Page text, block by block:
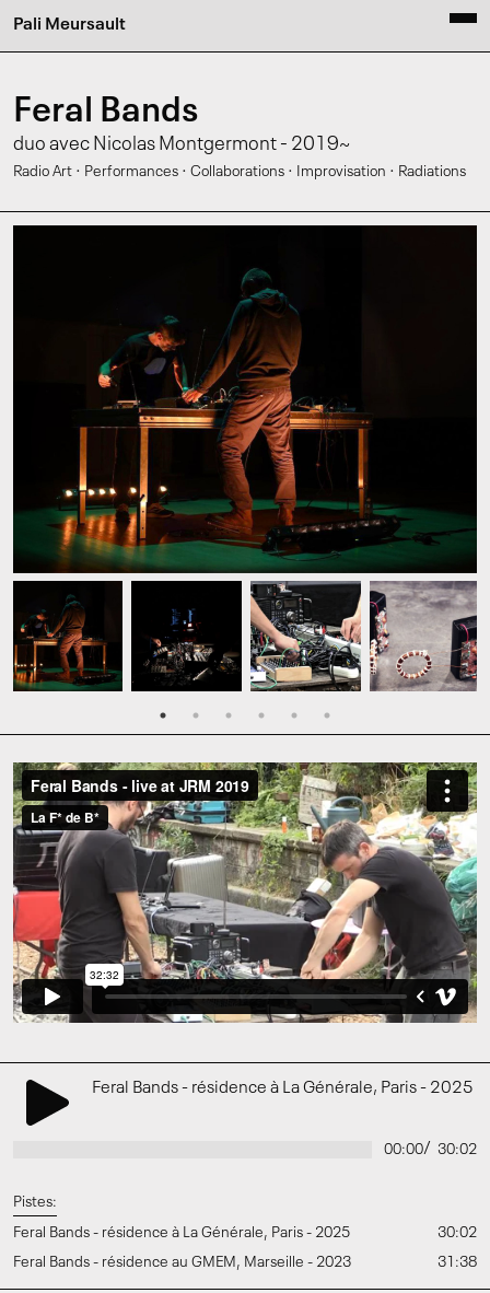
Pali Meursault
Feral Bands
duo avec Nicolas Montgermont - 2019~
Radio Art · Performances · Collaborations · Improvisation · Radiations
Feral Bands - résidence à La Générale, Paris - 2025
00:00/ 30:02
Pistes:
Feral Bands - résidence à La Générale, Paris - 2025
30:02
Feral Bands - résidence au GMEM, Marseille - 2023
31:38